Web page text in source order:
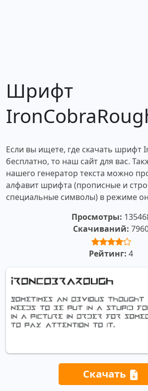
Шрифт
Если вы ищете, где скачать шрифт
бесплатно, то наш сайт для вас.
нашего генератор текста можно
алфавит шрифта (прописные и
специальные символы) в режиме
Просмотры:
Скачиваний:
Рейтинг: 4
Скачать